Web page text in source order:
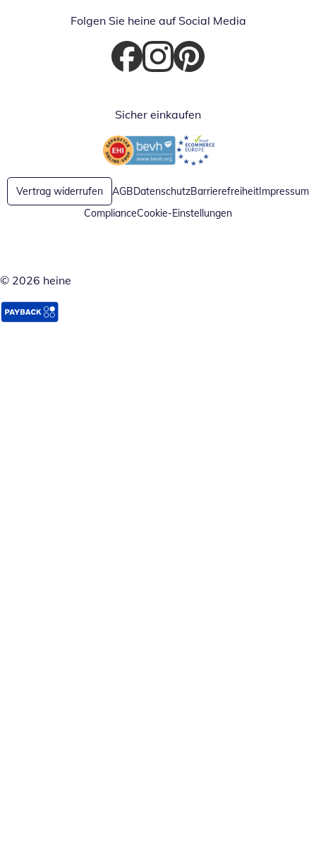
Folgen Sie heine auf Social Media
Öffnet in neuem Fenster
Öffnet in neuem Fenster
Öffnet in neuem Fenster
Sicher einkaufen
Öffnet in neuem FensterÖffnet in neuem Fenster
Vertrag widerrufen AGBDatenschutzBarrierefreiheitImpressum
ComplianceCookie-Einstellungen
© 2026 heine